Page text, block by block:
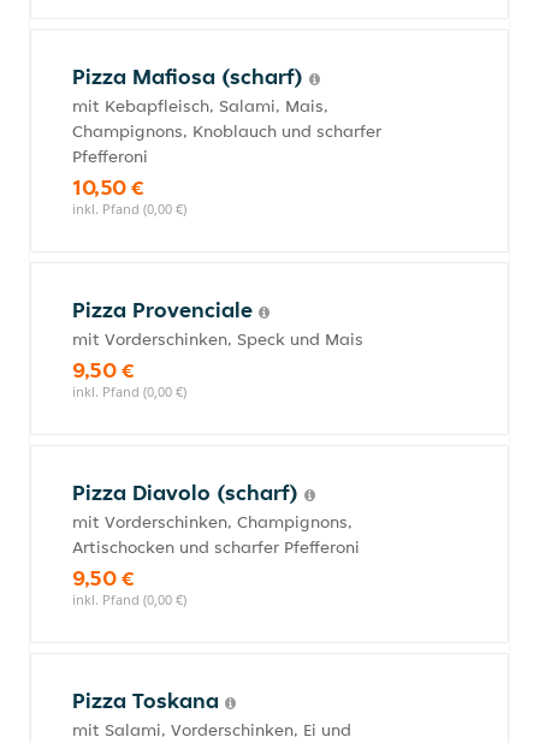
Pizza Mafiosa (scharf)
mit Kebapfleisch, Salami, Mais,
Champignons, Knoblauch und scharfer
Pfefferoni
10,50 €
inkl. Pfand (0,00 €)
Pizza Provenciale
mit Vorderschinken, Speck und Mais
9,50 €
inkl. Pfand (0,00 €)
Pizza Diavolo (scharf)
mit Vorderschinken, Champignons,
Artischocken und scharfer Pfefferoni
9,50 €
inkl. Pfand (0,00 €)
Pizza Toskana
mit Salami, Vorderschinken, Ei und